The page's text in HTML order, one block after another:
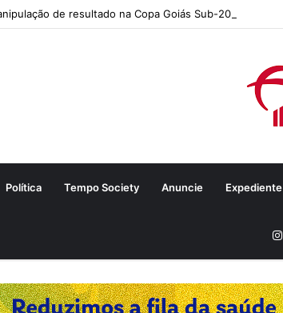
de resultado na Copa Goiás Sub-20
Política Tempo Society Anuncie Expediente